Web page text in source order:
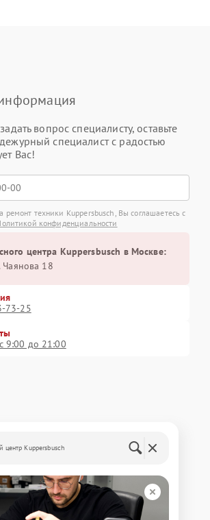
вопрос специалисту, оставьте
специалист с радостью
Вас!
ремонт техники Kuppersbusch, Вы соглашаетесь с
конфиденциальности
центра Kuppersbusch в Москве:
Чаянова 18
73-25
9:00 до 21:00
центр Kuppersbusch